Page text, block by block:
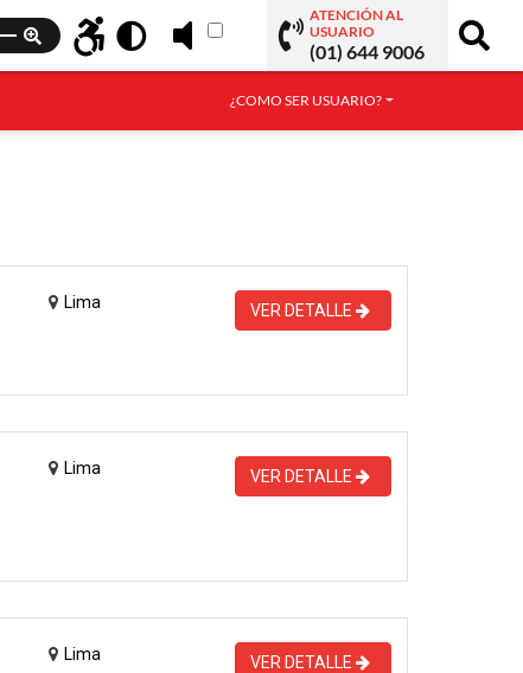
ATENCIÓN AL
USUARIO
(01) 644 9006
¿COMO SER USUARIO?
Lima VER DETALLE
Lima VER DETALLE
Lima VER DETALLE